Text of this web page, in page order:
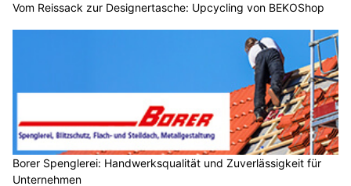
Vom Reissack zur Designertasche: Upcycling von BEKOShop
Borer Spenglerei: Handwerksqualität und Zuverlässigkeit für
Unternehmen